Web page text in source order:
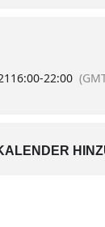
16:00-22:00